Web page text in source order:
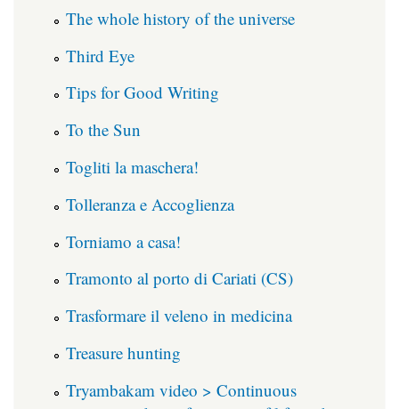
The whole history of the universe
Third Eye
Tips for Good Writing
To the Sun
Togliti la maschera!
Tolleranza e Accoglienza
Torniamo a casa!
Tramonto al porto di Cariati (CS)
Trasformare il veleno in medicina
Treasure hunting
Tryambakam video > Continuous